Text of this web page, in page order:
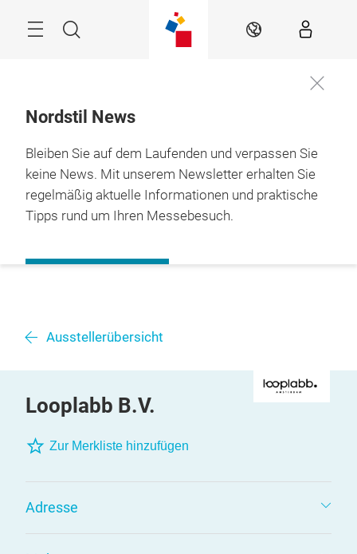
Suche DE
Nordstil News
Bleiben Sie auf dem Laufenden und verpassen Sie
keine News. Mit unserem Newsletter erhalten Sie
regelmäßig aktuelle Informationen und praktische
Tipps rund um Ihren Messebesuch.
Ausstellerübersicht
Zur Merkliste hinzufügen